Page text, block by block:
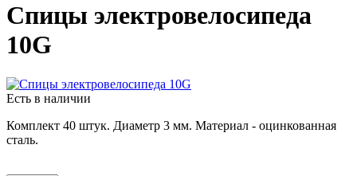
Спицы электровелосипеда
10G
Есть в наличии
Комплект 40 штук. Диаметр 3 мм. Материал - оцинкованная
сталь.